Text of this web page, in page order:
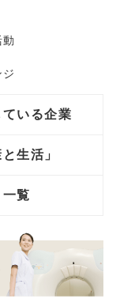
いる企業
生活」
覧